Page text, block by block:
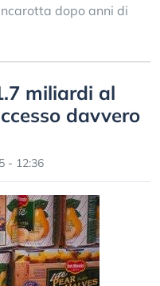
dopo anni di
miliardi al
davvero
- 12:36